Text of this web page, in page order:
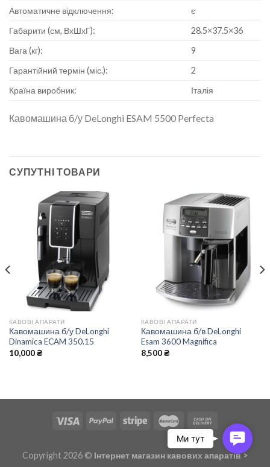
Автоматичне відключення:
є
Габарити (см, ВхШхГ):
28.5×37.5×36
Вага (кг):
9
Гарантійний термін (міс.):
2
Країна виробник:
Італія
Кавомашина б/у DeLonghi ESAM 5500 Perfecta
СУПУТНІ ТОВАРИ
КАВОВІ АПАРАТИ
Кавомашина б/у DeLonghi
Dinamica ECAM 350.15
10,000₴
КАВОВІ АПАРАТИ
Кавомашина б/в DeLonghi
Esam 3600 Magnifica
8,500₴
Copyright 2026 © Інтернет магазин кавових апаратів>
Us